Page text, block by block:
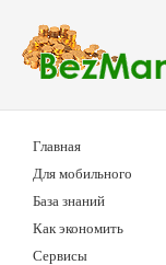
Главная
Для мобильного
База знаний
Как экономить
Сервисы